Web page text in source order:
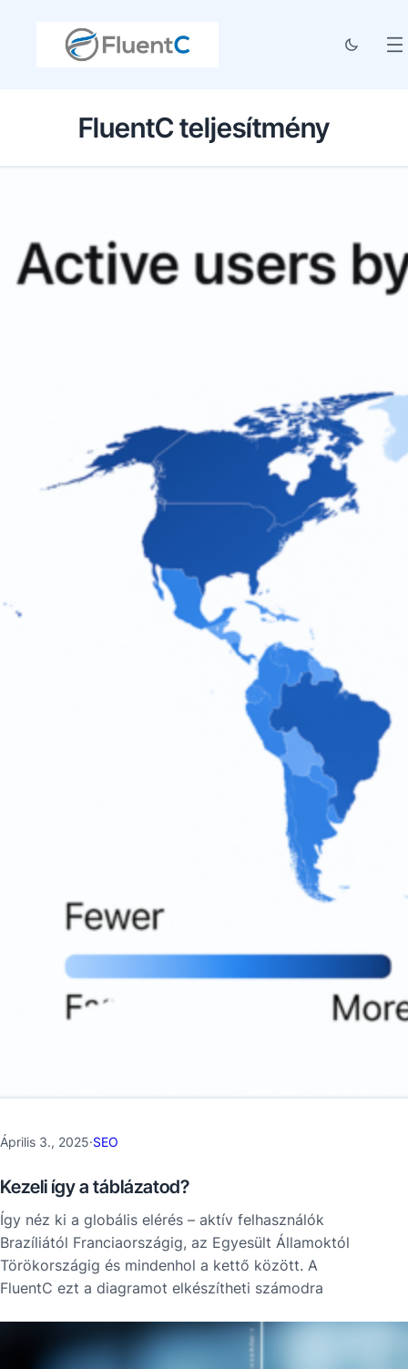
FluentC teljesítmény
Április 3., 2025·SEO
Kezeli így a táblázatod?
Így néz ki a globális elérés – aktív felhasználók
Brazíliától Franciaországig, az Egyesült Államoktól
Törökországig és mindenhol a kettő között. A
FluentC ezt a diagramot elkészítheti számodra